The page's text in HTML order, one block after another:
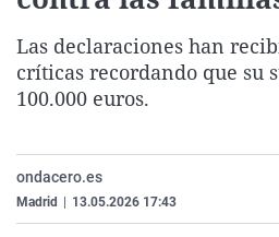
Las declaraciones han
críticas recordando que su
100.000 euros.
ondacero.es
Madrid 13.05.2026 17:43